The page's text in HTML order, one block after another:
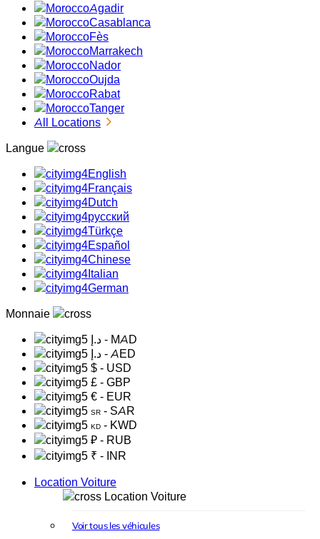
Agadir
Casablanca
Fès
Marrakech
Nador
Oujda
Rabat
Tanger
All Locations
Langue
English
Français
Dutch
русский
Türkçe
Español
Chinese
Italian
German
Monnaie
د.إ - MAD
د.إ - AED
$ - USD
£ - GBP
€ - EUR
SR - SAR
KD - KWD
₽ - RUB
₹ - INR
Location Voiture
Location Voiture
Voir tous les véhicules